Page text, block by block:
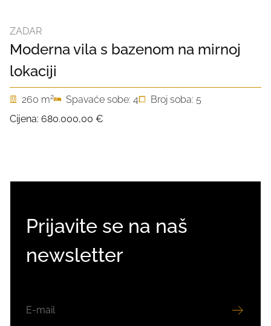
ZADAR
Moderna vila s bazenom na mirnoj
lokaciji
260 m2 Spavaće sobe: 4
Broj soba: 5
Cijena: 680.000,00 €
Prijavite se na naš
newsletter